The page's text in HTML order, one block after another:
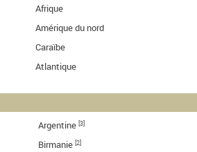
Afrique
Amérique du nord
Caraïbe
Atlantique
Argentine [3]
Birmanie [2]